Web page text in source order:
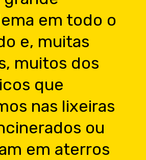
em todo o
e, muitas
muitos dos
que
nas lixeiras
ou
em aterros